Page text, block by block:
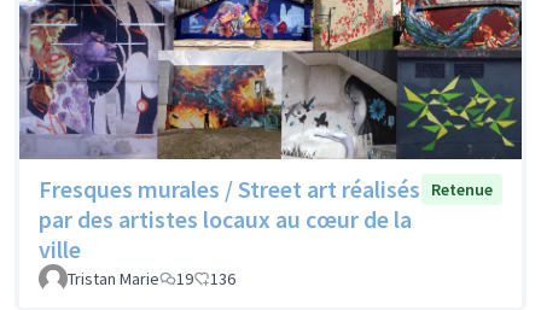
Fresques murales / Street art réalisés
par des artistes locaux au cœur de la
ville
Retenue
Tristan Marie 19 136